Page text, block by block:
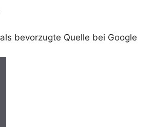
bevorzugte Quelle bei Google